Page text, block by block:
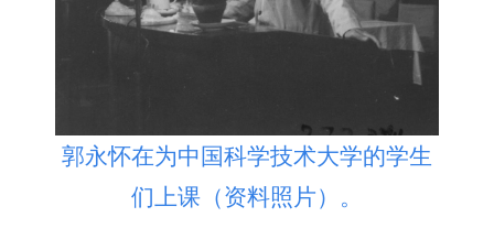
郭永怀在为中国科学技术大学的学生
们上课（资料照片）。